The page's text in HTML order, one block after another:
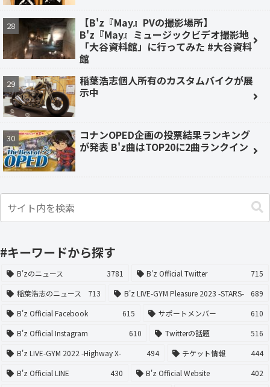
【B'z『May』PVの撮影場所】
B'z『May』ミュージックビデオ撮影地
「大谷資料館」に行ってみた #大谷資料
館
稲葉浩志個人所有のカスタムバイクが展
示中
コナンOPED企画の投票結果ランキング
が発表 B'z曲はTOP20に2曲ランクイン
#キーワードから探す
B'zのニュース 3781 B'z Official Twitter
715
稲葉浩志のニュース
713 B'z LIVE-GYM Pleasure 2023 -STARS-
689
B'z Official Facebook
615 サポートメンバー
610
B'z Official Instagram
610 Twitterの話題
516
B'z LIVE-GYM 2022 -Highway X-
494 チケット情報
444
B'z Official LINE
430 B'z Official Website
402